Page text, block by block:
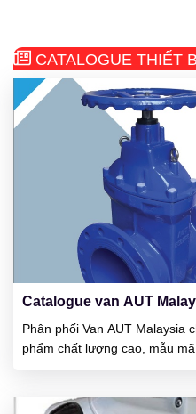
CATALOGUE THIẾT
Catalogue van AUT
Phân phối Van AUT Malaysia
phẩm chất lượng cao, mẫu
được thành lập tại đất...